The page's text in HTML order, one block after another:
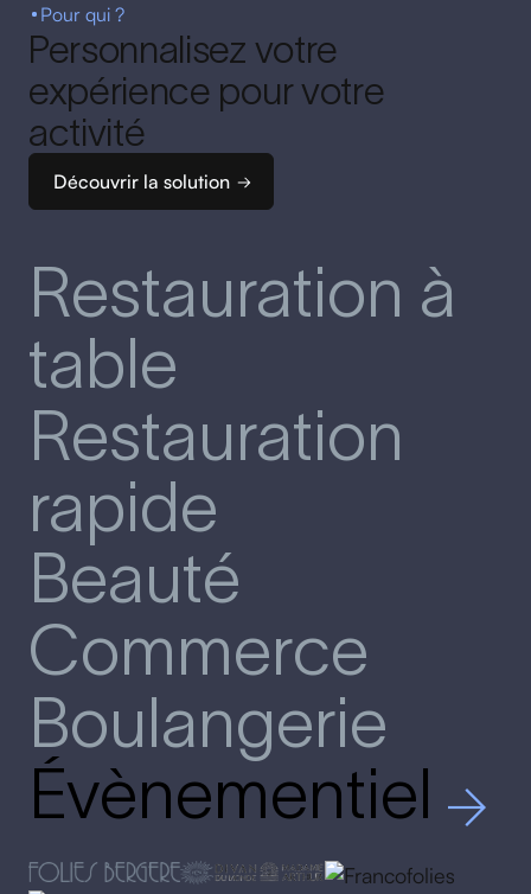
Pour qui ?
Personnalisez votre
expérience pour votre
activité
Découvrir la solution
Restauration à
table
Restauration
rapide
Beauté
Commerce
Boulangerie
Évènementiel